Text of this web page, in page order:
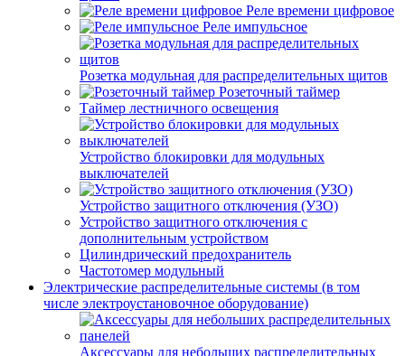
Реле времени цифровое
Реле импульсное
Розетка модульная для распределительных щитов
Розеточный таймер
Таймер лестничного освещения
Устройство блокировки для модульных
выключателей
Устройство защитного отключения (УЗО)
Устройство защитного отключения с
дополнительным устройством
Цилиндрический предохранитель
Частотомер модульный
Электрические распределительные системы (в том
числе электроустановочное оборудование)
Аксессуары для небольших распределительных